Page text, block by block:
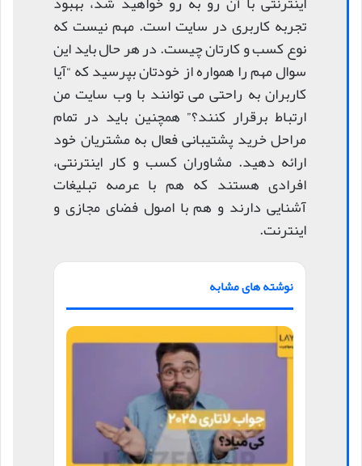
تجربه کاربری در سایت است. مهم نیست که
نوع کسب و کارتان چیست. در هر حال باید این
سوال مهم را همواره از خودتان بپرسید که “آیا
کاربران به راحتی می توانند با وب سایت من
ارتباط برقرار کنند؟” همچنین باید در تمام
مراحل خرید پشتیبانی فعال به مشتریان خود
ارائه دهید. مشاوران کسب و کار اینترنتی،
افرادی هستند که هم با عرصه تبلیغات
آشنایی دارند و هم با اصول فضای مجازی و
اینترنت.
نوشته های مشابه